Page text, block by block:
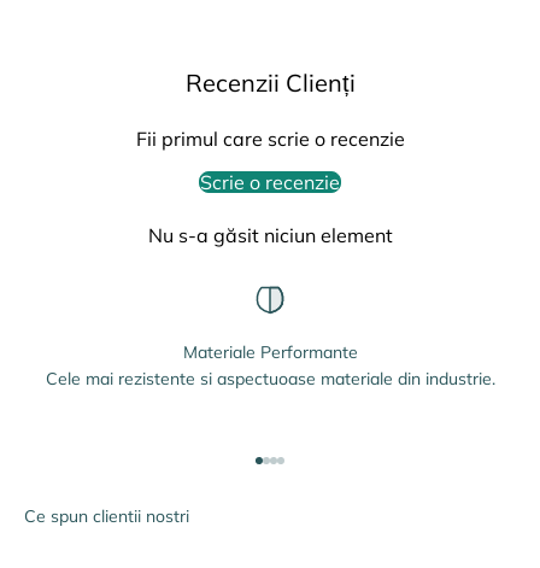
Recenzii Clienți
Fii primul care scrie o recenzie
Scrie o recenzie
Nu s-a găsit niciun element
Materiale Performante
Cele mai rezistente si aspectuoase materiale din industrie.
Ce spun clientii nostri